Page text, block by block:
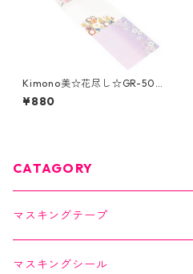
Kimono美☆花尽し☆GR-500
2☆金箔☆ロール付箋メモ
¥880
CATAGORY
マスキングテープ
SAIEN
マスキングシール